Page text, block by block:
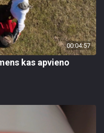
00:04:57
kas apvieno